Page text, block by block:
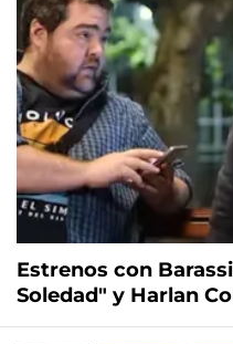
Estrenos con
Soledad" y Harlan